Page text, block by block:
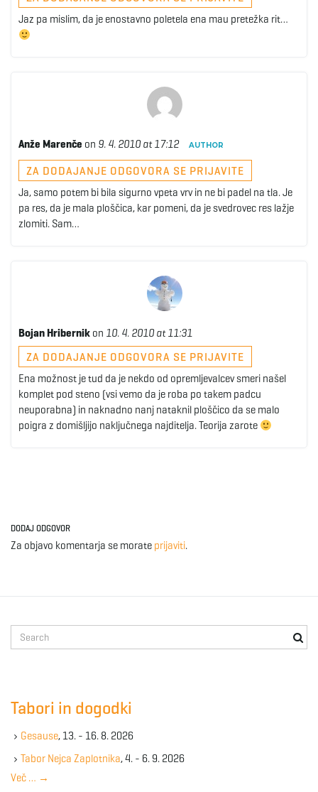
Jaz pa mislim, da je enostavno poletela ena mau pretežka rit…
Anže Marenče on 9. 4. 2010 at 17:12 AUTHOR
ZA DODAJANJE ODGOVORA SE PRIJAVITE
Ja, samo potem bi bila sigurno vpeta vrv in ne bi padel na tla. Je
pa res, da je mala ploščica, kar pomeni, da je svedrovec res lažje
zlomiti. Sam…
Bojan Hribernik on 10. 4. 2010 at 11:31
ZA DODAJANJE ODGOVORA SE PRIJAVITE
Ena možnost je tud da je nekdo od opremljevalcev smeri našel
komplet pod steno (vsi vemo da je roba po takem padcu
neuporabna) in naknadno nanj nataknil ploščico da se malo
poigra z domišljijo naključnega najditelja. Teorija zarote
DODAJ ODGOVOR
Za objavo komentarja se morate prijaviti.
e
e
y
w
Tabori in dogodki
Gesause, 13. - 16. 8. 2026
Tabor Nejca Zaplotnika, 4. - 6. 9. 2026
Več … →